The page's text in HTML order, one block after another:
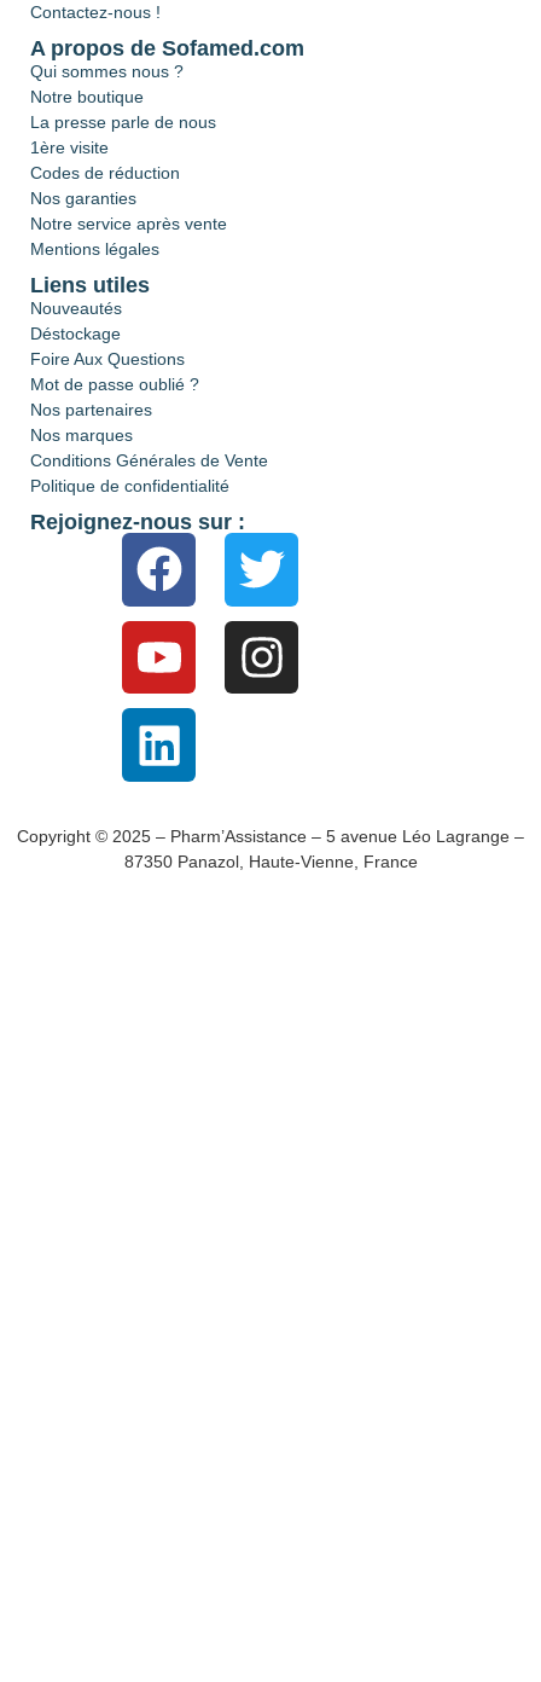
Contactez-nous !
A propos de Sofamed.com
Qui sommes nous ?
Notre boutique
La presse parle de nous
1ère visite
Codes de réduction
Nos garanties
Notre service après vente
Mentions légales
Liens utiles
Nouveautés
Déstockage
Foire Aux Questions
Mot de passe oublié ?
Nos partenaires
Nos marques
Conditions Générales de Vente
Politique de confidentialité
Rejoignez-nous sur :
Copyright © 2025 – Pharm’Assistance – 5 avenue Léo Lagrange –
87350 Panazol, Haute-Vienne, France